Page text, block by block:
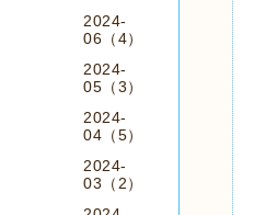
2024-
06（4）
2024-
05（3）
2024-
04（5）
2024-
03（2）